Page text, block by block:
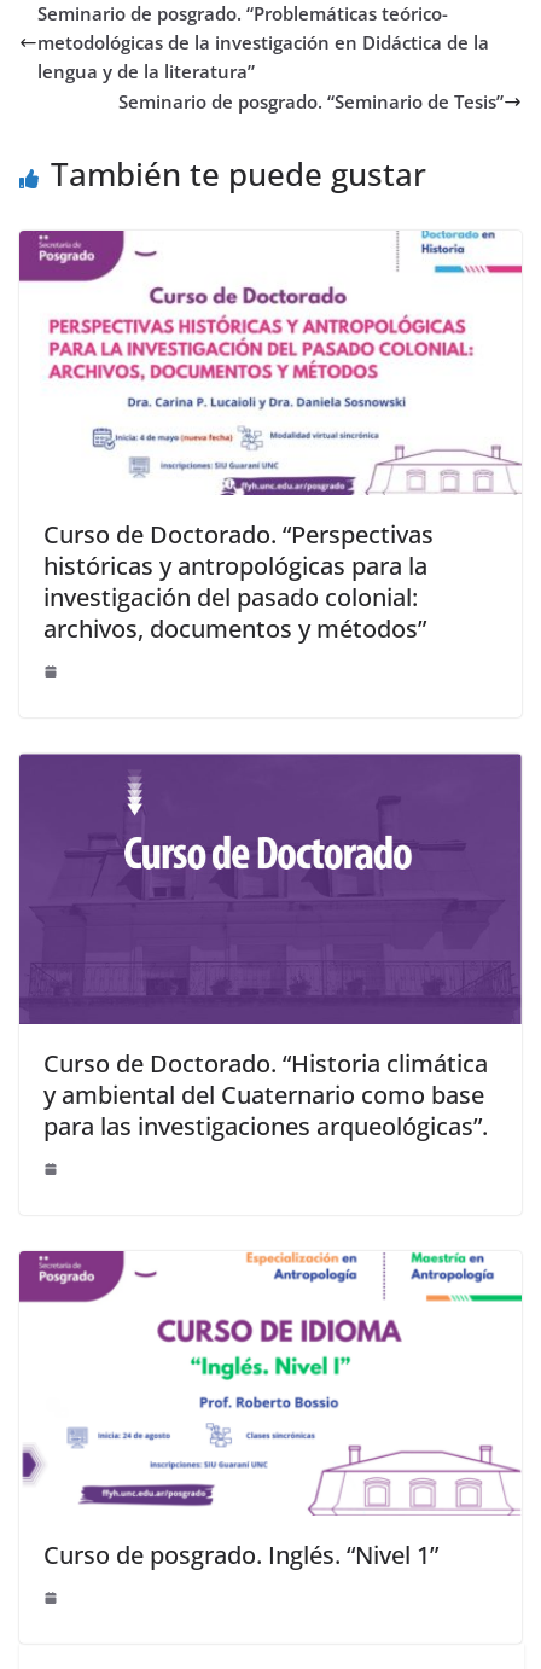
Seminario de posgrado. “Problemáticas teórico-
metodológicas de la investigación en Didáctica de la
lengua y de la literatura”
Seminario de posgrado. “Seminario de Tesis”
También te puede gustar
Curso de Doctorado. “Perspectivas
históricas y antropológicas para la
investigación del pasado colonial:
archivos, documentos y métodos”
Curso de Doctorado. “Historia climática
y ambiental del Cuaternario como base
para las investigaciones arqueológicas”.
Curso de posgrado. Inglés. “Nivel 1”